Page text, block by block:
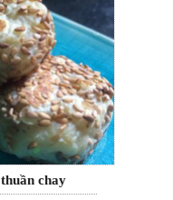
chay